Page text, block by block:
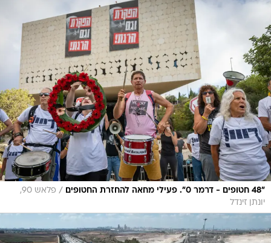
"48 חטופים - דרמר 0". פעילי מחאה להחזרת החטופים /
פלאש 90,
יונתן זינדל